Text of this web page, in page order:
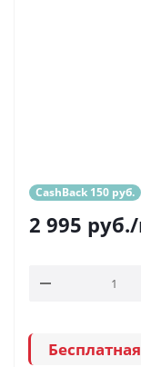
CashBack 150 руб.
2 995 руб.